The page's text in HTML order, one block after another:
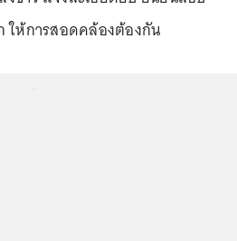
ให้การสอดคล้องต้องกัน